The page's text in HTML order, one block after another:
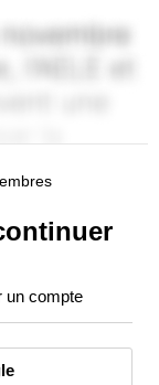
un compte